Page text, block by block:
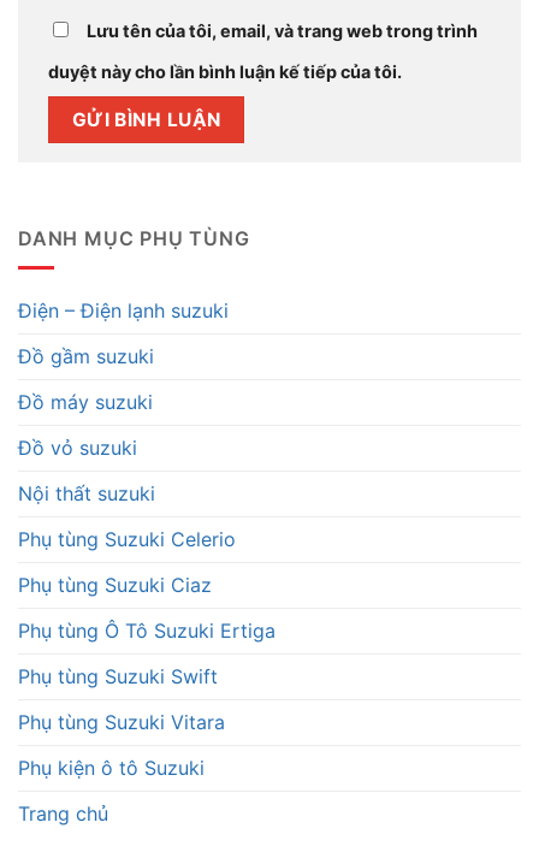
Lưu tên của tôi, email, và trang web trong trình
duyệt này cho lần bình luận kế tiếp của tôi.
DANH MỤC PHỤ TÙNG
Điện – Điện lạnh suzuki
Đồ gầm suzuki
Đồ máy suzuki
Đồ vỏ suzuki
Nội thất suzuki
Phụ tùng Suzuki Celerio
Phụ tùng Suzuki Ciaz
Phụ tùng Ô Tô Suzuki Ertiga
Phụ tùng Suzuki Swift
Phụ tùng Suzuki Vitara
Phụ kiện ô tô Suzuki
Trang chủ